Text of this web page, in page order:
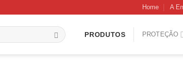
Home A
PRODUTOS PROTEÇÃO